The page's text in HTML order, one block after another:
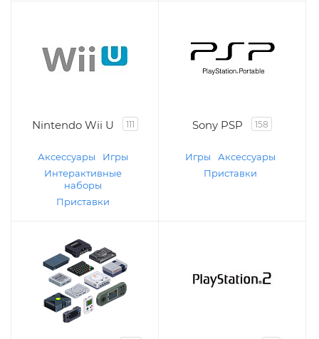
Nintendo Wii U 111
Аксессуары
Игры
Интерактивные
наборы
Приставки
Sony PSP 158
Игры
Аксессуары
Приставки